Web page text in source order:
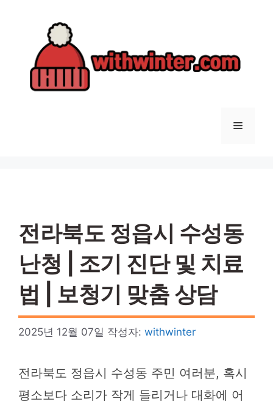
메
전라북도 정읍시 수성동
난청 | 조기 진단 및 치료
법 | 보청기 맞춤 상담
2025년 12월 07일 작성자: withwinter
전라북도 정읍시 수성동 주민 여러분, 혹시
평소보다 소리가 작게 들리거나 대화에 어